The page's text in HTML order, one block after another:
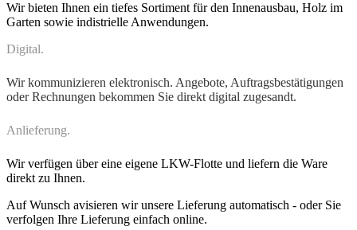
Wir bieten Ihnen ein tiefes Sortiment für den Innenausbau, Holz im
Garten sowie indistrielle Anwendungen.
Digital.
Wir kommunizieren elektronisch. Angebote, Auftragsbestätigungen
oder Rechnungen bekommen Sie direkt digital zugesandt.
Anlieferung.
Wir verfügen über eine eigene LKW-Flotte und liefern die Ware
direkt zu Ihnen.
Auf Wunsch avisieren wir unsere Lieferung automatisch - oder Sie
verfolgen Ihre Lieferung einfach online.